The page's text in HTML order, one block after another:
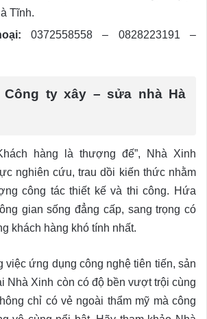
Tĩnh.
0372558558 – 0828223191 –
Công ty xây – sửa nhà Hà
hàng là thượng đế”, Nhà Xinh
nghiên cứu, trau dồi kiến thức nhằm
công tác thiết kế và thi công. Hứa
gian sống đẳng cấp, sang trọng có
khách hàng khó tính nhất.
việc ứng dụng công nghệ tiên tiến, sản
Nhà Xinh còn có độ bền vượt trội cùng
chỉ có vẻ ngoài thẩm mỹ mà công